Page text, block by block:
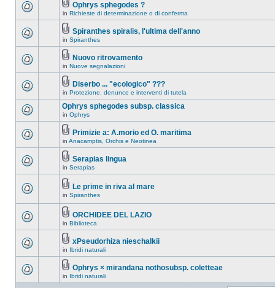
Ophrys sphegodes ?
in Richieste di determinazione o di conferma
Spiranthes spiralis, l'ultima dell'anno
in Spiranthes
Nuovo ritrovamento
in Nuove segnalazioni
Diserbo ... "ecologico" ???
in Protezione, denunce e interventi di tutela
Ophrys sphegodes subsp. classica
in Ophrys
Primizie a: A.morio ed O. maritima
in Anacamptis, Orchis e Neotinea
Serapias lingua
in Serapias
Le prime in riva al mare
in Spiranthes
ORCHIDEE DEL LAZIO
in Biblioteca
xPseudorhiza nieschalkii
in Ibridi naturali
Ophrys × mirandana nothosubsp. coletteae
in Ibridi naturali